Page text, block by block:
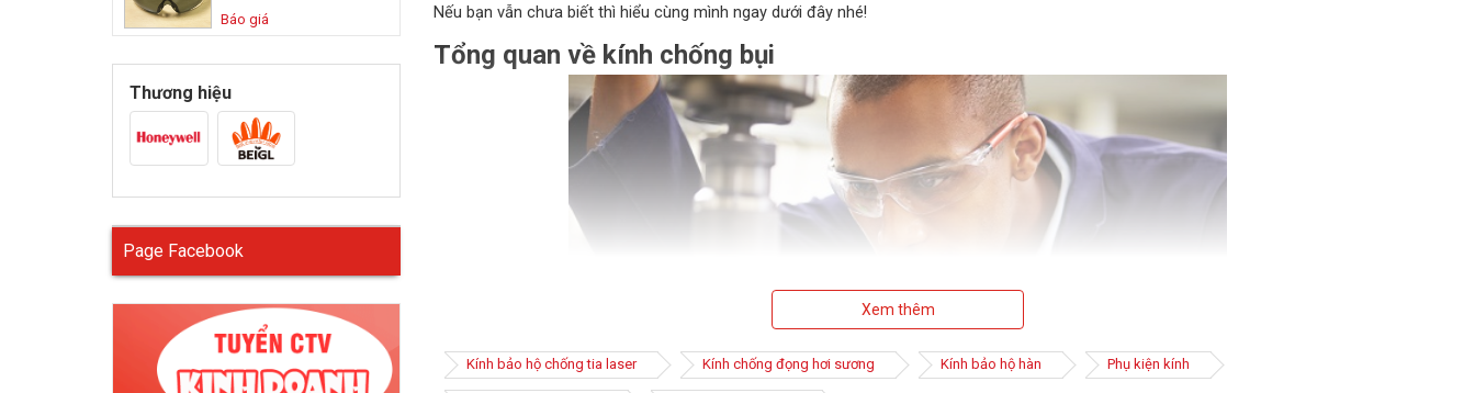
Báo giá
Thương hiệu
Page Facebook
Nếu bạn vẫn chưa biết thì hiểu cùng mình ngay dưới đây nhé!
Tổng quan về kính chống bụi
Xem thêm
Kính bảo hộ chống tia laser Kính chống đọng hơi sương Kính bảo hộ hàn Phụ kiện kính